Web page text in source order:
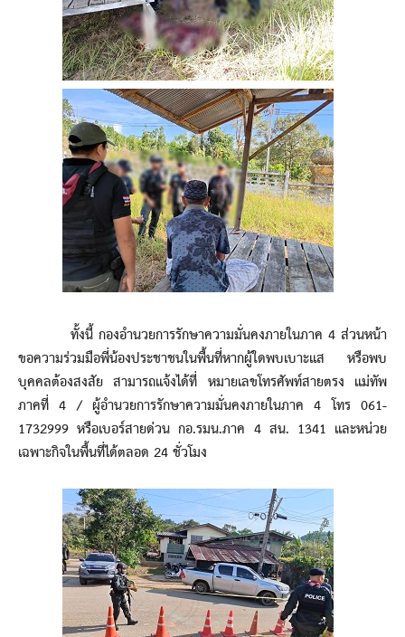
ทั้งนี้ กองอำนวยการรักษาความมั่นคงภายในภาค 4 ส่วนหน้า
ขอความร่วมมือพี่น้องประชาชนในพื้นที่หากผู้ใดพบเบาะแส หรือพบ
บุคคลต้องสงสัย สามารถแจ้งได้ที่ หมายเลขโทรศัพท์สายตรง แม่ทัพ
ภาคที่ 4 / ผู้อำนวยการรักษาความมั่นคงภายในภาค 4 โทร 061-
1732999 หรือเบอร์สายด่วน กอ.รมน.ภาค 4 สน. 1341 และหน่วย
เฉพาะกิจในพื้นที่ได้ตลอด 24 ชั่วโมง